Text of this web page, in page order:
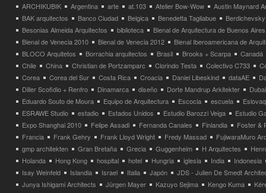
ARCHIKUBIK
Argentina arte at.103 Atelier Bow-Wow
Austin Maynard
BAK arquitectos
Banco Ciudad Belgica Benedetta Tagliabue
Besonias Almeida Arquitectos
biblioteca
Bienal de Arquitectura de Buenos Aires
Bienal de Venecia 2010
Bienal de Venecia 2012
Bienal Iberoamericana de
BLOCO Arquitetos
Borrachia arquitectos Brasil Brooks + Scarpa
Canadá
Chile
China Christian de Portzamparc Clorindo Testa Colectivo C733
Corea
Corea del Sur Costa Rica Croacia Daniel Libeskind dataAE
Diller Scofidio + Renfro
Dinamarca diseño Dorte Mandrup Arkitekter
Dubai
Eduardo Souto de Moura
Equipo de Arquitectura Escocia escuela
ESRAWE Studio
estadio Estados Unidos Estudio Barozzi Veiga
Estudio
Expo Shanghai 2010
Felipe Assadi Fernanda Canales Finlandia
Foster &
Francia
Frank Gehry Frank Lloyd Wright Fredy Massad
FujiwaraMuro
gmp architekten
Gran Bretaña Grecia Guggenheim H Arquitectes
Holanda
Hong Kong hospital hotel Hungria iglesia India
Indonesia
Isay Weinfeld
Islandia Israel Italia Japón
JDS - Julien De Smedt
Junya Ishigami Architects
Jürgen Mayer Kazuyo Sejima Kengo Kuma